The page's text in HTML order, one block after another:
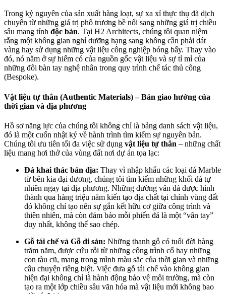
Trong kỷ nguyên của sản xuất hàng loạt, sự xa xỉ thực thụ đã dịch
chuyển từ những giá trị phô trương bề nổi sang những giá trị chiều
sâu mang tính độc bản. Tại H2 Architects, chúng tôi quan niệm
rằng một không gian nghỉ dưỡng hạng sang không cần phải dát
vàng hay sử dụng những vật liệu công nghiệp bóng bẩy. Thay vào
đó, nó nằm ở sự hiếm có của nguồn gốc vật liệu và sự tỉ mỉ của
những đôi bàn tay nghệ nhân trong quy trình chế tác thủ công
(Bespoke).
Vật liệu tự thân (Authentic Materials) – Bản giao hưởng của
thời gian và địa phương
Hồ sơ năng lực của chúng tôi không chỉ là bảng danh sách vật liệu,
đó là một cuốn nhật ký về hành trình tìm kiếm sự nguyên bản.
Chúng tôi ưu tiên tối đa việc sử dụng vật liệu tự thân – những chất
liệu mang hơi thở của vùng đất nơi dự án tọa lạc:
Đá khai thác bản địa: Thay vì nhập khẩu các loại đá Marble
từ bên kia đại dương, chúng tôi tìm kiếm những khối đá tự
nhiên ngay tại địa phương. Những đường vân đá được hình
thành qua hàng triệu năm kiến tạo địa chất tại chính vùng đất
đó không chỉ tạo nên sự gắn kết hữu cơ giữa công trình và
thiên nhiên, mà còn đảm bảo mỗi phiến đá là một “vân tay”
duy nhất, không thể sao chép.
Gỗ tái chế và Gỗ di sản: Những thanh gỗ có tuổi đời hàng
trăm năm, được cứu rỗi từ những công trình cổ hay những
con tàu cũ, mang trong mình màu sắc của thời gian và những
câu chuyện riêng biệt. Việc đưa gỗ tái chế vào không gian
hiện đại không chỉ là hành động bảo vệ môi trường, mà còn
tạo ra một lớp chiều sâu văn hóa mà vật liệu mới không bao